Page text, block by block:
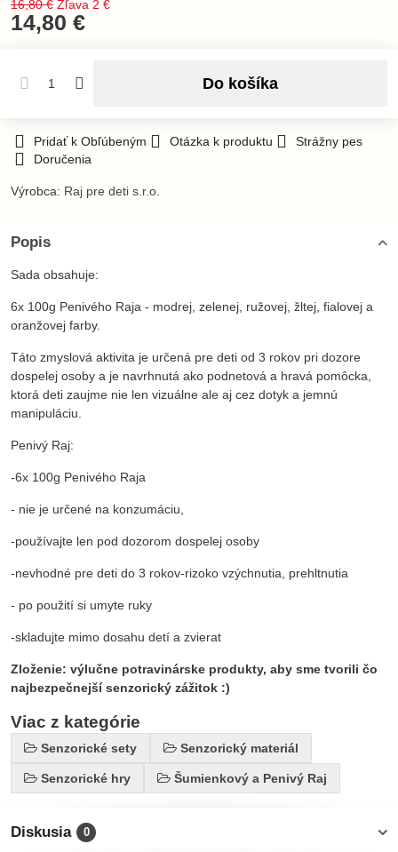
16,80 € Zľava 2 €
14,80 €
Do košíka
Pridať k Obľúbeným Otázka k produktu
Strážny pes
Doručenia
Výrobca: Raj pre deti s.r.o.
Popis
Sada obsahuje:
6x 100g Penivého Raja - modrej, zelenej, ružovej, žltej, fialovej a
oranžovej farby.
Táto zmyslová aktivita je určená pre deti od 3 rokov pri dozore
dospelej osoby a je navrhnutá ako podnetová a hravá pomôcka,
ktorá deti zaujme nie len vizuálne ale aj cez dotyk a jemnú
manipuláciu.
Penivý Raj:
-6x 100g Penivého Raja
- nie je určené na konzumáciu,
-používajte len pod dozorom dospelej osoby
-nevhodné pre deti do 3 rokov-rizoko vzýchnutia, prehltnutia
- po použití si umyte ruky
-skladujte mimo dosahu detí a zvierat
Zloženie: výlučne potravinárske produkty, aby sme tvorili čo
najbezpečnejší senzorický zážitok :)
Viac z kategórie
Senzorické sety Senzorický materiál
Senzorické hry Šumienkový a Penivý Raj
Diskusia 0